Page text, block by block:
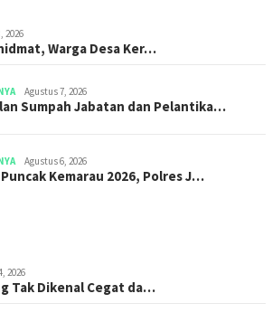
2026
Warga Desa Ker…
Agustus 7, 2026
Sumpah Jabatan dan Pelantika…
Agustus 6, 2026
Kemarau 2026, Polres J…
2026
Tak Dikenal Cegat da…